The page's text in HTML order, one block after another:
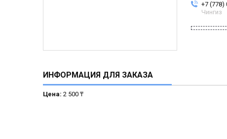
+7 (778)
Чингиз
ИНФОРМАЦИЯ ДЛЯ ЗАКАЗА
Цена: 2 500 ₸